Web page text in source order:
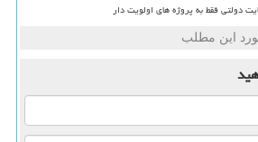
دولتی فقط به پروژه های اولویت دار
این مطلب